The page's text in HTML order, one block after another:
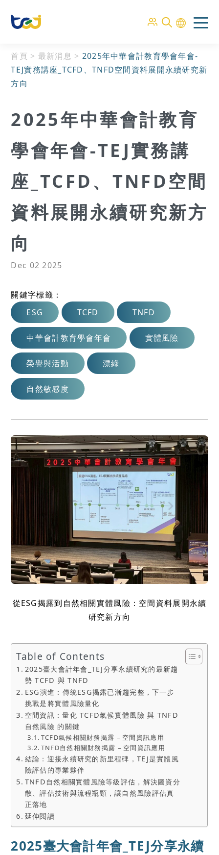
首頁 > 最新消息 > 2025年中華會計教育學會年會-
TEJ實務講座_TCFD、TNFD空間資料展開永續研究新
方向
2025年中華會計教育
學會年會-TEJ實務講
座_TCFD、TNFD空間
資料展開永續研究新方
向
Dec 02 2025
關鍵字標籤：
ESG
TCFD TNFD
中華會計教育學會年會 實體風險
榮譽與活動 漂綠
自然敏感度
從ESG揭露到自然相關實體風險：空間資料展開永續
研究新方向
Table of Contents
2025臺大會計年會_TEJ分享永續研究的最新趨
勢 TCFD 與 TNFD
ESG演進：傳統ESG揭露已漸趨完整，下一步
挑戰是將實體風險量化
空間資訊：量化 TCFD氣候實體風險 與 TNFD
自然風險 的關鍵
TCFD氣候相關財務揭露 – 空間資訊應用
TNFD自然相關財務揭露 – 空間資訊應用
結論：迎接永續研究的新里程碑，TEJ是實體風
險評估的專業夥伴
TNFD自然相關實體風險等級評估，解決圖資分
散、評估技術與流程瓶頸，讓自然風險評估真
正落地
延伸閱讀
2025臺大會計年會_TEJ分享永續